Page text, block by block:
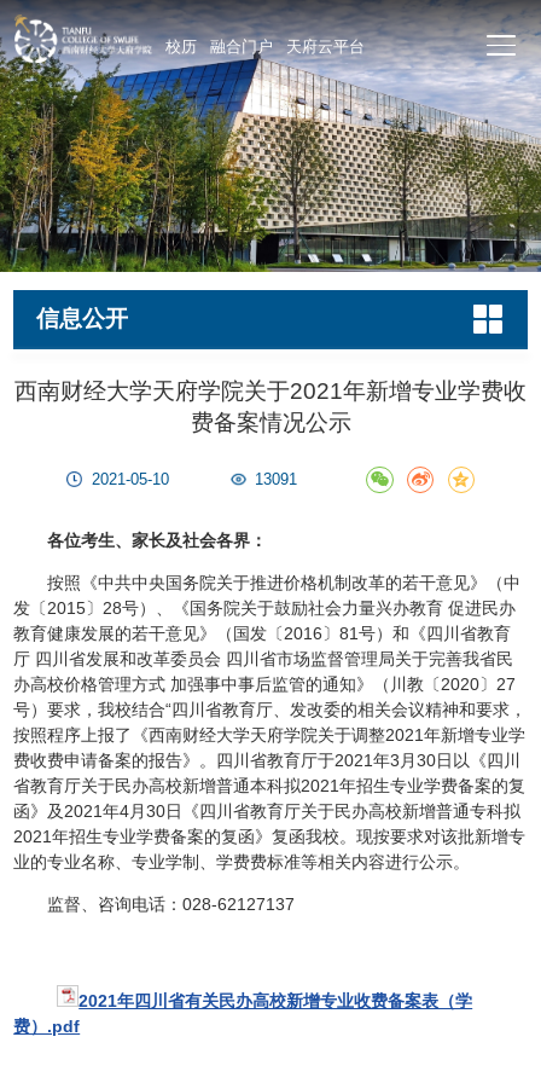
校历 融合门户 天府云平台
信息公开
西南财经大学天府学院关于2021年新增专业学费收
费备案情况公示
2021-05-10 13091
各位考生、家长及社会各界：
按照《中共中央国务院关于推进价格机制改革的若干意见》（中
发〔2015〕28号）、《国务院关于鼓励社会力量兴办教育 促进民办
教育健康发展的若干意见》（国发〔2016〕81号）和《四川省教育
厅 四川省发展和改革委员会 四川省市场监督管理局关于完善我省民
办高校价格管理方式 加强事中事后监管的通知》（川教〔2020〕27
号）要求，我校结合“四川省教育厅、发改委的相关会议精神和要求，
按照程序上报了《西南财经大学天府学院关于调整2021年新增专业学
费收费申请备案的报告》。四川省教育厅于2021年3月30日以《四川
省教育厅关于民办高校新增普通本科拟2021年招生专业学费备案的复
函》及2021年4月30日《四川省教育厅关于民办高校新增普通专科拟
2021年招生专业学费备案的复函》复函我校。现按要求对该批新增专
业的专业名称、专业学制、学费费标准等相关内容进行公示。
监督、咨询电话：028-62127137
2021年四川省有关民办高校新增专业收费备案表（学
费）.pdf